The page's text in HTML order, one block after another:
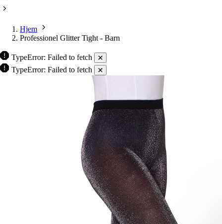
Hjem
Professionel Glitter Tight - Barn
TypeError: Failed to fetch
TypeError: Failed to fetch